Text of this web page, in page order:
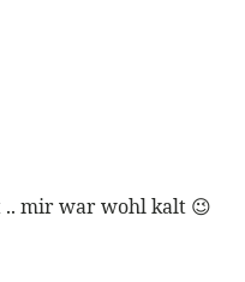
.. mir war wohl kalt 😉